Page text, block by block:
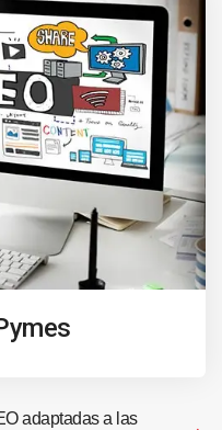
adaptadas a las